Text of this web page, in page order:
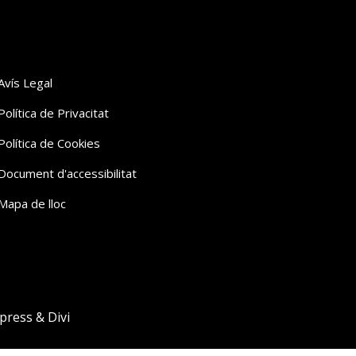
Legal
de Privacitat
de Cookies
d'accessibilitat
de lloc
& Divi